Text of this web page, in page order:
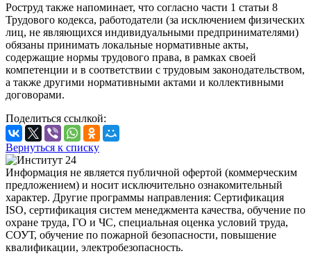
Роструд также напоминает, что согласно части 1 статьи 8
Трудового кодекса, работодатели (за исключением физических
лиц, не являющихся индивидуальными предпринимателями)
обязаны принимать локальные нормативные акты,
содержащие нормы трудового права, в рамках своей
компетенции и в соответствии с трудовым законодательством,
а также другими нормативными актами и коллективными
договорами.
Поделиться ссылкой:
Вернуться к списку
Информация не является публичной офертой (коммерческим
предложением) и носит исключительно ознакомительный
характер. Другие программы направления: Сертификация
ISO, сертификация систем менеджмента качества, обучение по
охране труда, ГО и ЧС, специальная оценка условий труда,
СОУТ, обучение по пожарной безопасности, повышение
квалификации, электробезопасность.